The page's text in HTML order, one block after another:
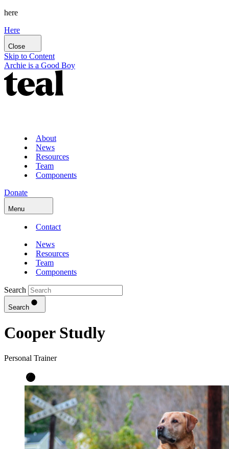
here
Here
Close
Skip to Content
Archie is a Good Boy
About
News
Resources
Team
Components
Donate
Menu
Contact
News
Resources
Team
Components
Search
Search
Cooper Studly
Personal Trainer